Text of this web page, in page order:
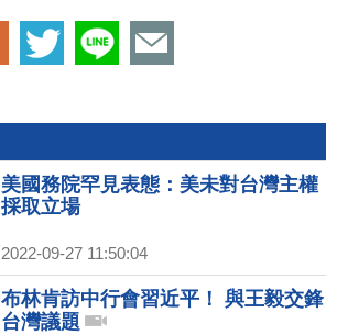
美國務院罕見表態：美未對台灣主權
採取立場
2022-09-27 11:50:04
布林肯訪中行會習近平！ 與王毅交鋒
台灣議題